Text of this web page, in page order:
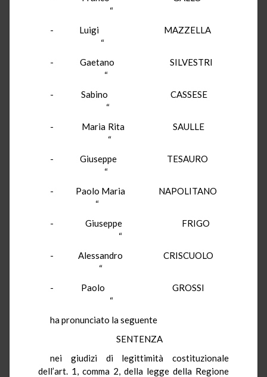
“
- Luigi MAZZELLA
“
- Gaetano SILVESTRI
“
- Sabino CASSESE
“
- Maria Rita SAULLE
“
- Giuseppe TESAURO
“
- Paolo Maria NAPOLITANO
“
- Giuseppe FRIGO
“
- Alessandro CRISCUOLO
“
- Paolo GROSSI
“
ha pronunciato la seguente
SENTENZA
nei giudizi di legittimità costituzionale
dell’art. 1, comma 2, della legge della Regione